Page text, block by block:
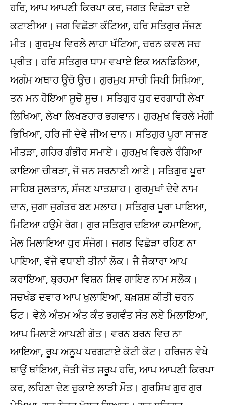
ਹਰਿ, ਆਪ ਆਪਣੀ ਕਿਰਪਾ ਕਰ, ਜਗਤ ਵਿਛੋੜਾ ਦਏ
ਕਟਾਈਆ। ਜਗ ਵਿਛੋੜਾ ਕੱਟਿਆ, ਹਰਿ ਸਤਿਗੁਰ ਸੱਜਣ
ਮੀਤ। ਗੁਰਮੁਖ ਵਿਰਲੇ ਲਾਹਾ ਖੱਟਿਆ, ਚਰਨ ਕਵਲ ਸਚ
ਪ੍ਰੀਤ। ਹਰਿ ਸਤਿਗੁਰ ਧਾਮ ਵਖਾਏ ਇਕ ਅਨਡਿਠਿਆ,
ਅਗੰਮ ਅਥਾਹ ਊਚੋ ਊਚ। ਗੁਰਮੁਖ ਸਾਚੀ ਸਿਖੀ ਸਿਖ਼ਿਆ,
ਤਨ ਮਨ ਹੋਇਆ ਸੂਚੋ ਸੂਚ। ਸਤਿਗੁਰ ਧੁਰ ਦਰਗਾਹੀ ਲੇਖਾ
ਲਿਖਿਆ, ਲੇਖਾ ਲਿਖਣਹਾਰ ਭਗਵਾਨ। ਗੁਰਮੁਖ ਵਿਰਲੇ ਮੰਗੀ
ਭਿਖਿਆ, ਹਰਿ ਜੀ ਦੇਵੇ ਜੀਅ ਦਾਨ। ਸਤਿਗੁਰ ਪੂਰਾ ਸਾਜਣ
ਮੀਤੜਾ, ਗਹਿਰ ਗੰਭੀਰ ਸਮਾਏ। ਗੁਰਮੁਖ ਵਿਰਲੇ ਰੰਗਿਆ
ਕਾਇਆ ਚੀਥੜਾ, ਜੋ ਜਨ ਸਰਨਾਈ ਆਏ। ਸਤਿਗੁਰ ਪੂਰਾ
ਸਾਹਿਬ ਸੁਲਤਾਨ, ਸੱਜਣ ਪਾਤਸ਼ਾਹ। ਗੁਰਮੁਖਾਂ ਦੇਵੇ ਨਾਮ
ਦਾਨ, ਜੁਗਾ ਜੁਗੰਤਰ ਬਣ ਮਲਾਹ। ਸਤਿਗੁਰ ਪੂਰਾ ਪਾਇਆ,
ਮਿਟਿਆ ਹਉਮੇ ਰੋਗ। ਗੁਰ ਸਤਿਗੁਰ ਦਇਆ ਕਮਾਇਆ,
ਮੇਲ ਮਿਲਾਇਆ ਧੁਰ ਸੰਜੋਗ। ਜਗਤ ਵਿਛੋੜਾ ਰਹਿਣ ਨਾ
ਪਾਇਆ, ਵੱਜੇ ਵਧਾਈ ਤੀਨਾਂ ਲੋਕ। ਜੈ ਜੈਕਾਰਾ ਆਪ
ਕਰਾਇਆ, ਬ੍ਰਹਮਾ ਵਿਸ਼ਨ ਸ਼ਿਵ ਗਾਇਣ ਨਾਮ ਸਲੋਕ।
ਸਚਖੰਡ ਦਵਾਰ ਆਪ ਖੁਲਾਇਆ, ਬਖ਼ਸ਼ਸ਼ ਕੀਤੀ ਚਰਨ
ਓਟ। ਵੇਲੇ ਅੰਤਮ ਅੰਤ ਕੰਤ ਭਗਵੰਤ ਸੰਤ ਲਏ ਮਿਲਾਇਆ,
ਆਪ ਮਿਲਾਏ ਆਪਣੀ ਗੋਤ। ਵਰਨ ਬਰਨ ਵਿਚ ਨਾ
ਆਇਆ, ਰੂਪ ਅਨੂਪ ਪਰਗਟਾਏ ਕੋਟੀ ਕੋਟ। ਹਰਿਜਨ ਵੇਖੇ
ਥਾਉਂ ਥਾਂਇਆ, ਜੋਤੀ ਜੋਤ ਸਰੂਪ ਹਰਿ, ਆਪ ਆਪਣੀ ਕਿਰਪਾ
ਕਰ, ਲਹਿਣਾ ਦੇਣ ਚੁਕਾਏ ਲਾੜੀ ਮੌਤ। ਗੁਰਸਿਖ ਗੁਰ ਗੁਰ